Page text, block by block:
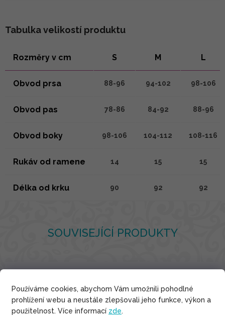
Používáme cookies, abychom Vám umožnili pohodlné
prohlížení webu a neustále zlepšovali jeho funkce, výkon a
použitelnost. Více informací zde.
SOUVISEJÍCÍ PRODUKTY
Tabulka velikostí produktu
Rozměry v cm S M L
Obvod prsa 88-96 94-102 98-106
Obvod pas 78-86 84-92 88-96
Obvod boky 98-106 104-112 108-116
Rukáv od ramene 14 15 15
Délka od krku 90 92 92